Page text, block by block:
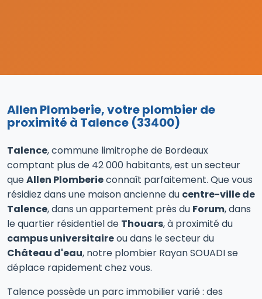
Allen Plomberie, votre plombier de
proximité à Talence (33400)
Talence, commune limitrophe de Bordeaux
comptant plus de 42 000 habitants, est un secteur
queAllen Plomberieconnaît parfaitement. Que vous
résidiez dans une maison ancienne du centre-ville de
Talence, dans un appartement près du Forum, dans
le quartier résidentiel de Thouars, à proximité du
campus universitaireou dans le secteur du
Château d'eau, notre plombier Rayan SOUADI se
déplace rapidement chez vous.
Talence possède un parc immobilier varié : des